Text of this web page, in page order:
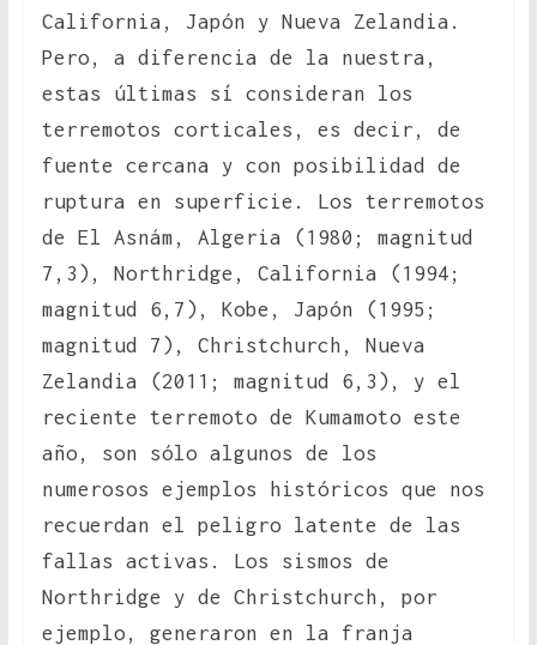
California, Japón y Nueva Zelandia.
Pero, a diferencia de la nuestra,
estas últimas sí consideran los
terremotos corticales, es decir, de
fuente cercana y con posibilidad de
ruptura en superficie. Los terremotos
de El Asnám, Algeria (1980; magnitud
7,3), Northridge, California (1994;
magnitud 6,7), Kobe, Japón (1995;
magnitud 7), Christchurch, Nueva
Zelandia (2011; magnitud 6,3), y el
reciente terremoto de Kumamoto este
año, son sólo algunos de los
numerosos ejemplos históricos que nos
recuerdan el peligro latente de las
fallas activas. Los sismos de
Northridge y de Christchurch, por
ejemplo, generaron en la franja